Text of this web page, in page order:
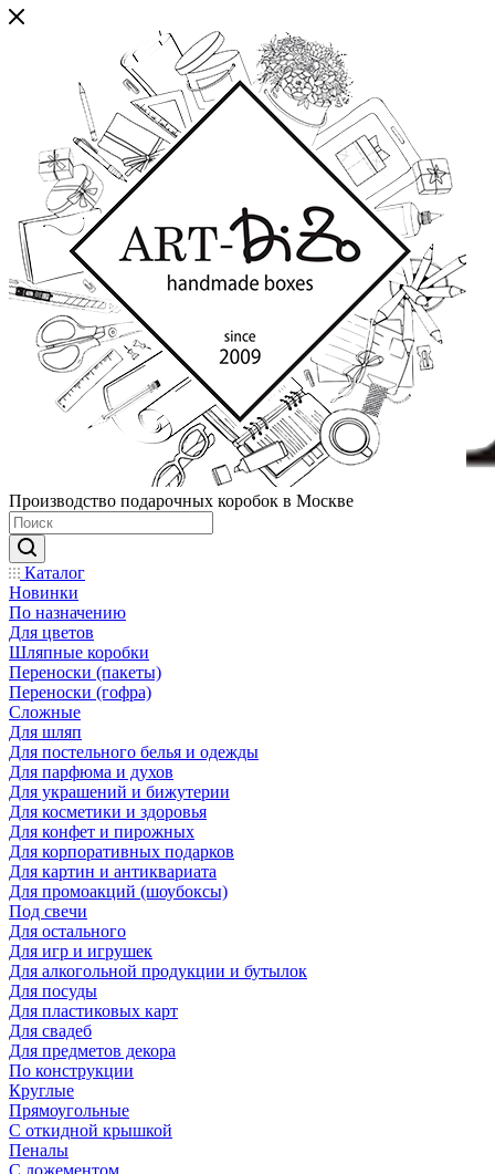
Производство подарочных коробок в Москве
Каталог
Новинки
По назначению
Для цветов
Шляпные коробки
Переноски (пакеты)
Переноски (гофра)
Сложные
Для шляп
Для постельного белья и одежды
Для парфюма и духов
Для украшений и бижутерии
Для косметики и здоровья
Для конфет и пирожных
Для корпоративных подарков
Для картин и антиквариата
Для промоакций (шоубоксы)
Под свечи
Для остального
Для игр и игрушек
Для алкогольной продукции и бутылок
Для посуды
Для пластиковых карт
Для свадеб
Для предметов декора
По конструкции
Круглые
Прямоугольные
С откидной крышкой
Пеналы
С ложементом